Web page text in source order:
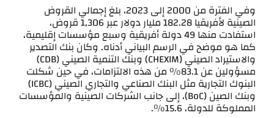
وفي الفترة من 2000 إلى 2023، بلغ إجمالي القروض
الصينية لأفريقيا 182.28 مليار دولار عبر 1,306 قروض،
استفادت منها 49 دولة أفريقية وسبع مؤسسات إقليمية،
كما هو موضح في الرسم البياني أدناه. وكان بنك التصدير
والاستيراد الصيني (CHEXIM) وبنك التنمية الصيني (CDB)
مسؤولين عن 83.1٪ من هذه الالتزامات، في حين شكلت
البنوك التجارية مثل البنك الصناعي والتجاري الصيني (ICBC)
وبنك الصين (BoC)، إلى جانب الشركات الصينية والمؤسسات
المملوكة للدولة، 15.6٪.